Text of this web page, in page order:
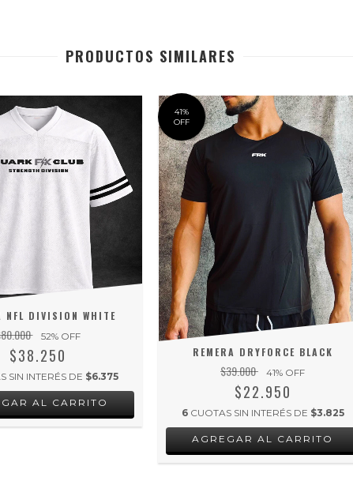
PRODUCTOS SIMILARES
NFL DIVISION WHITE
52% OFF
$38.250
SIN INTERÉS DE $6.375
AL CARRITO
41%
OFF
REMERA DRYFORCE BLACK
$39.000 41% OFF
$22.950
6 CUOTAS SIN INTERÉS DE $3.825
AGREGAR AL CARRITO